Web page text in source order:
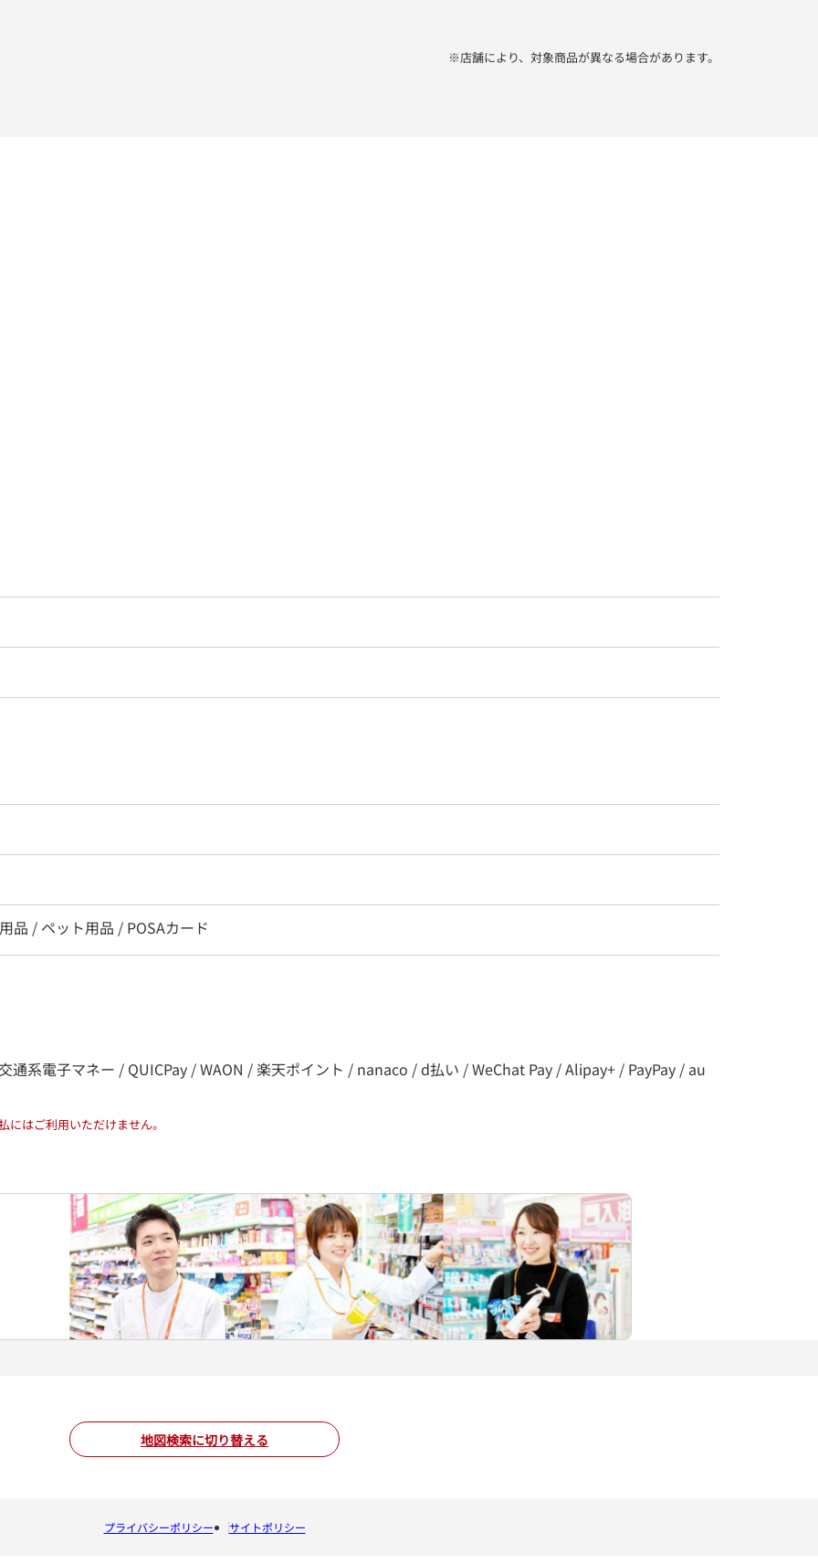
※店舗により、対象商品が異なる場合があります。
品 / ペット用品 / POSAカード
通系電子マネー / QUICPay / WAON / 楽天ポイント / nanaco / d払い / WeChat Pay / Alipay+ / PayPay / au
はご利用いただけません。
地図検索に切り替える
プライバシーポリシー サイトポリシー